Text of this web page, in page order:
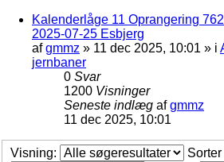
Kalenderlåge 11 Oprangering
2025-07-25 Esbjerg
afgmmz » 11 dec 2025, 10:01 » i
jernbaner
0 Svar
1200 Visninger
Seneste indlæg afgmmz
11 dec 2025, 10:01
Visning:
Sorter